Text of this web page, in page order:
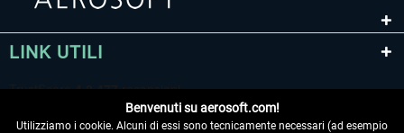
LINK UTILI
Benvenuti su aerosoft.com!
Utilizziamo i cookie. Alcuni di essi sono tecnicamente necessari (ad esempio